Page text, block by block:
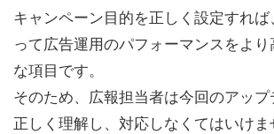
キャンペーン目的を正しく設定すれば
って広告運用のパフォーマンスをよ
な項目です。
そのため、広報担当者は今回のアッ
正しく理解し、対応しなくてはいけま